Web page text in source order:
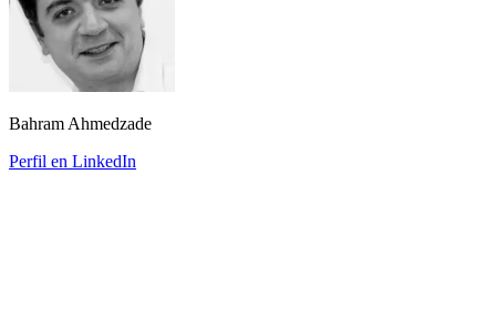
Bahram Ahmedzade
Perfil en LinkedIn